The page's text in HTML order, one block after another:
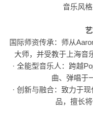
音乐风
国际师资传承：师从
大师，并受教于上海音
· 全能型音乐人：跨越
曲、弹唱于
· 创新与融合：致力于
品，擅长